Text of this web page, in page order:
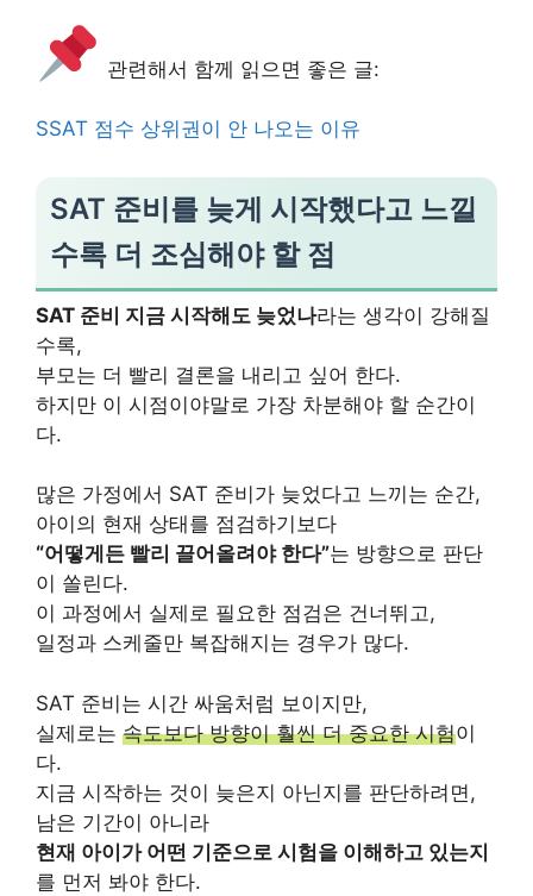
관련해서 함께 읽으면 좋은 글:
SSAT 점수 상위권이 안 나오는 이유
SAT 준비를 늦게 시작했다고 느낄
수록 더 조심해야 할 점
SAT 준비 지금 시작해도 늦었나라는 생각이 강해질
수록,
부모는 더 빨리 결론을 내리고 싶어 한다.
하지만 이 시점이야말로 가장 차분해야 할 순간이
다.
많은 가정에서 SAT 준비가 늦었다고 느끼는 순간,
아이의 현재 상태를 점검하기보다
“어떻게든 빨리 끌어올려야 한다”는 방향으로 판단
이 쏠린다.
이 과정에서 실제로 필요한 점검은 건너뛰고,
일정과 스케줄만 복잡해지는 경우가 많다.
SAT 준비는 시간 싸움처럼 보이지만,
실제로는 속도보다 방향이 훨씬 더 중요한 시험이
다.
지금 시작하는 것이 늦은지 아닌지를 판단하려면,
남은 기간이 아니라
현재 아이가 어떤 기준으로 시험을 이해하고 있는지
를 먼저 봐야 한다.